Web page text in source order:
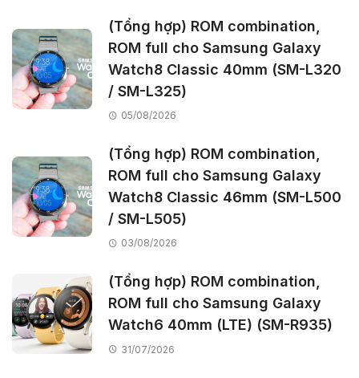
(Tổng hợp) ROM combination,
ROM full cho Samsung Galaxy
Watch8 Classic 40mm (SM-L320
/ SM-L325)
05/08/2026
(Tổng hợp) ROM combination,
ROM full cho Samsung Galaxy
Watch8 Classic 46mm (SM-L500
/ SM-L505)
03/08/2026
(Tổng hợp) ROM combination,
ROM full cho Samsung Galaxy
Watch6 40mm (LTE) (SM-R935)
31/07/2026